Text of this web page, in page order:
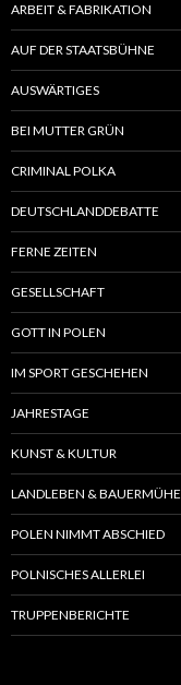
ARBEIT & FABRIKATION
AUF DER STAATSBÜHNE
AUSWÄRTIGES
BEI MUTTER GRÜN
CRIMINAL POLKA
DEUTSCHLANDDEBATTE
FERNE ZEITEN
GESELLSCHAFT
GOTT IN POLEN
IM SPORT GESCHEHEN
JAHRESTAGE
KUNST & KULTUR
LANDLEBEN & BAUERMÜHE
POLEN NIMMT ABSCHIED
POLNISCHES ALLERLEI
TRUPPENBERICHTE